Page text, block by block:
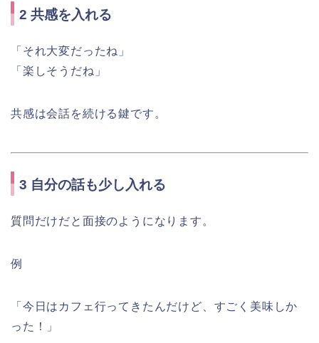
2 共感を入れる
「それ大変だったね」
「楽しそうだね」
共感は会話を続ける鍵です。
3 自分の話も少し入れる
質問だけだと面接のようになります。
例
「今日はカフェ行ってきたんだけど、すごく美味しか
った！」